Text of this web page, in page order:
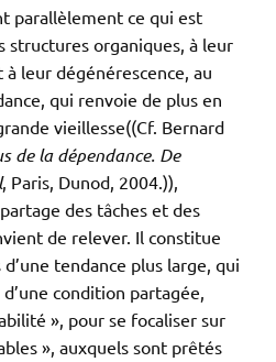
parallèlement ce qui est
structures organiques, à leur
leur dégénérescence, au
qui renvoie de plus en
vieillesse((Cf. Bernard
de la dépendance. De
, Paris, Dunod, 2004.)),
des tâches et des
de relever. Il constitue
tendance plus large, qui
condition partagée,
», pour se focaliser sur
», auxquels sont prêtés